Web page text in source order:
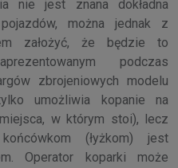
nie jest znana dokładna
można jednak z
założyć, że będzie to
podczas
zbrojeniowych modelu
umożliwia kopanie na
w którym stoi), lecz
(łyżkom) jest
Operator koparki może